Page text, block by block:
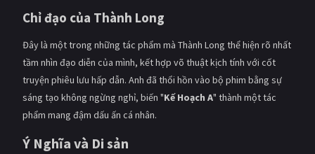
Chỉ đạo của Thành Long
Đây là một trong những tác phẩm mà Thành Long thể hiện rõ nhất
tầm nhìn đạo diễn của mình, kết hợp võ thuật kịch tính với cốt
truyện phiêu lưu hấp dẫn. Anh đã thổi hồn vào bộ phim bằng sự
sáng tạo không ngừng nghỉ, biến "Kế Hoạch A" thành một tác
phẩm mang đậm dấu ấn cá nhân.
Ý Nghĩa và Di sản